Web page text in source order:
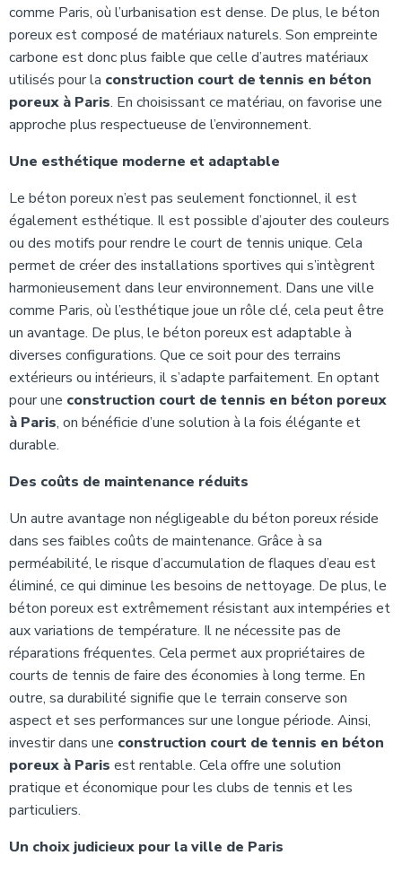
comme Paris, où l’urbanisation est dense. De plus, le béton
poreux est composé de matériaux naturels. Son empreinte
carbone est donc plus faible que celle d’autres matériaux
utilisés pour la construction court de tennis en béton
poreux à Paris. En choisissant ce matériau, on favorise une
approche plus respectueuse de l’environnement.
Une esthétique moderne et adaptable
Le béton poreux n’est pas seulement fonctionnel, il est
également esthétique. Il est possible d’ajouter des couleurs
ou des motifs pour rendre le court de tennis unique. Cela
permet de créer des installations sportives qui s’intègrent
harmonieusement dans leur environnement. Dans une ville
comme Paris, où l’esthétique joue un rôle clé, cela peut être
un avantage. De plus, le béton poreux est adaptable à
diverses configurations. Que ce soit pour des terrains
extérieurs ou intérieurs, il s’adapte parfaitement. En optant
pour une construction court de tennis en béton poreux
à Paris, on bénéficie d’une solution à la fois élégante et
durable.
Des coûts de maintenance réduits
Un autre avantage non négligeable du béton poreux réside
dans ses faibles coûts de maintenance. Grâce à sa
perméabilité, le risque d’accumulation de flaques d’eau est
éliminé, ce qui diminue les besoins de nettoyage. De plus, le
béton poreux est extrêmement résistant aux intempéries et
aux variations de température. Il ne nécessite pas de
réparations fréquentes. Cela permet aux propriétaires de
courts de tennis de faire des économies à long terme. En
outre, sa durabilité signifie que le terrain conserve son
aspect et ses performances sur une longue période. Ainsi,
investir dans une construction court de tennis en béton
poreux à Paris est rentable. Cela offre une solution
pratique et économique pour les clubs de tennis et les
particuliers.
Un choix judicieux pour la ville de Paris